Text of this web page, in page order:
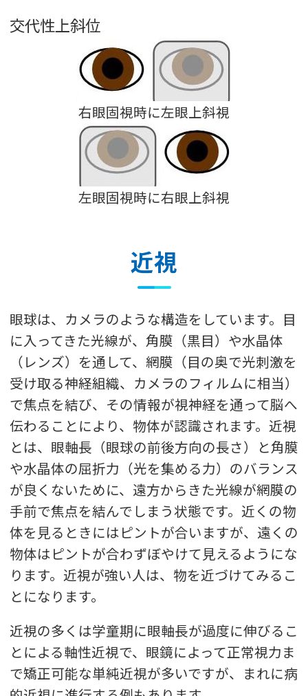
交代性上斜位
右眼固視時に左眼上斜視
左眼固視時に右眼上斜視
近視
眼球は、カメラのような構造をしています。目
に入ってきた光線が、角膜（黒目）や水晶体
（レンズ）を通して、網膜（目の奥で光刺激を
受け取る神経組織、カメラのフィルムに相当）
で焦点を結び、その情報が視神経を通って脳へ
伝わることにより、物体が認識されます。近視
とは、眼軸長（眼球の前後方向の長さ）と角膜
や水晶体の屈折力（光を集める力）のバランス
が良くないために、遠方からきた光線が網膜の
手前で焦点を結んでしまう状態です。近くの物
体を見るときにはピントが合いますが、遠くの
物体はピントが合わずぼやけて見えるようにな
ります。近視が強い人は、物を近づけてみるこ
とになります。
近視の多くは学童期に眼軸長が過度に伸びるこ
とによる軸性近視で、眼鏡によって正常視力ま
で矯正可能な単純近視が多いですが、まれに病